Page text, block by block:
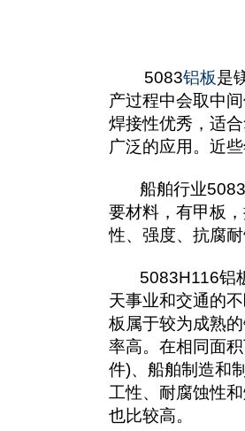
5083铝板是
产过程中会取中
焊接性优秀，适
广泛的应用。近
船舶行业5083
要材料，有甲板
性、强度、抗腐
5083H116铝板
天事业和交通的
板属于较为成熟
率高。在相同面
件)、船舶制造和
工性、耐腐蚀性
也比较高。